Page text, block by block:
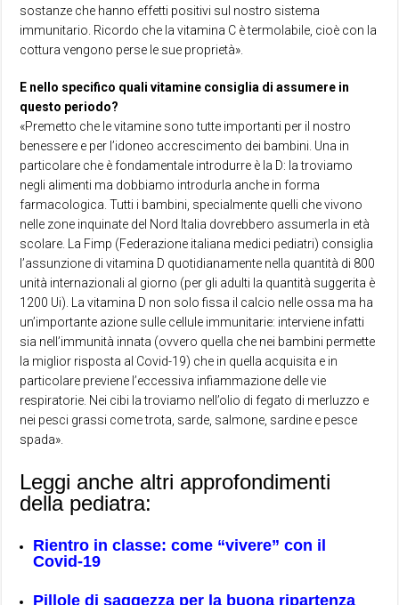
sostanze che hanno effetti positivi sul nostro sistema
immunitario. Ricordo che la vitamina C è termolabile, cioè con la
cottura vengono perse le sue proprietà».
E nello specifico quali vitamine consiglia di assumere in
questo periodo?
«Premetto che le vitamine sono tutte importanti per il nostro
benessere e per l’idoneo accrescimento dei bambini. Una in
particolare che è fondamentale introdurre è la D: la troviamo
negli alimenti ma dobbiamo introdurla anche in forma
farmacologica. Tutti i bambini, specialmente quelli che vivono
nelle zone inquinate del Nord Italia dovrebbero assumerla in età
scolare. La Fimp (Federazione italiana medici pediatri) consiglia
l’assunzione di vitamina D quotidianamente nella quantità di 800
unità internazionali al giorno (per gli adulti la quantità suggerita è
1200 Ui). La vitamina D non solo fissa il calcio nelle ossa ma ha
un’importante azione sulle cellule immunitarie: interviene infatti
sia nell’immunità innata (ovvero quella che nei bambini permette
la miglior risposta al Covid-19) che in quella acquisita e in
particolare previene l’eccessiva infiammazione delle vie
respiratorie. Nei cibi la troviamo nell’olio di fegato di merluzzo e
nei pesci grassi come trota, sarde, salmone, sardine e pesce
spada».
Leggi anche altri approfondimenti
della pediatra:
Rientro in classe: come “vivere” con il
Covid-19
Pillole di saggezza per la buona ripartenza